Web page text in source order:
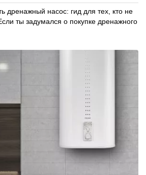
дренажный насос: гид для тех, кто не
ты задумался о покупке дренажного